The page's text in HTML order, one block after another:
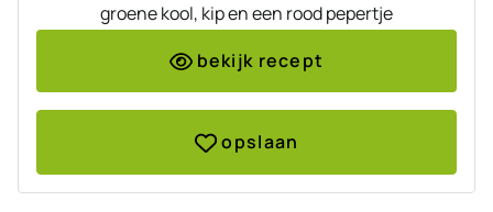
groene kool, kip en een rood pepertje
bekijk recept
opslaan